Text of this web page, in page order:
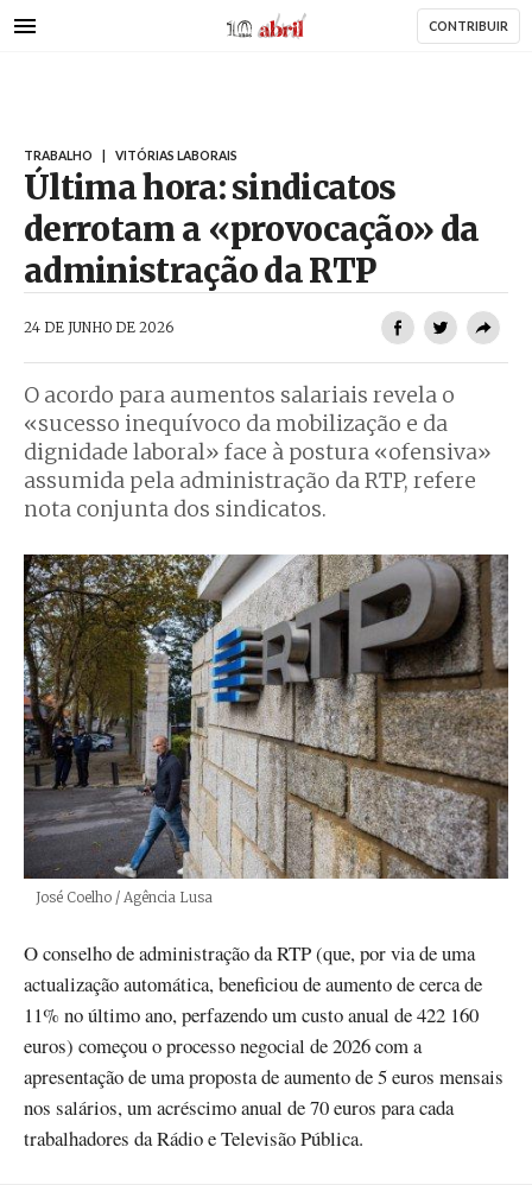
para
AbrilAbril CONTRIBUIR
TRABALHO VITÓRIAS LABORAIS
Última hora: sindicatos
derrotam a «provocação» da
administração da RTP
24 DE JUNHO DE 2026
O acordo para aumentos salariais revela o
«sucesso inequívoco da mobilização e da
dignidade laboral» face à postura «ofensiva»
assumida pela administração da RTP, refere
nota conjunta dos sindicatos.
Créditos
José Coelho / Agência Lusa
O conselho de administração da RTP (que, por via de uma
actualização automática, beneficiou de aumento de cerca de
11% no último ano, perfazendo um custo anual de 422 160
euros) começou o processo negocial de 2026 com a
apresentação de uma proposta de aumento de 5 euros mensais
nos salários, um acréscimo anual de 70 euros para cada
trabalhadores da Rádio e Televisão Pública.